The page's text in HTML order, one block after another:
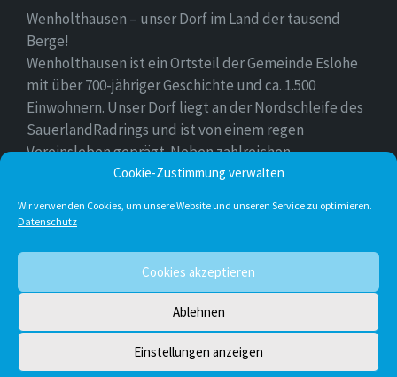
Cookie-Zustimmung verwalten
Wir verwenden Cookies, um unsere Website und unseren Service zu optimieren.
Datenschutz
Cookies akzeptieren
Ablehnen
Einstellungen anzeigen
Wenholthausen – unser Dorf im Land der tausend
Berge!
Wenholthausen ist ein Ortsteil der Gemeinde Eslohe
mit über 700-jähriger Geschichte und ca. 1.500
Einwohnern. Unser Dorf liegt an der Nordschleife des
SauerlandRadrings und ist von einem regen
Vereinsleben geprägt. Neben zahlreichen
Freizeitmöglichkeiten ist unser Ort für sein
Facebook Twitter
© 2026 Wenholthausen